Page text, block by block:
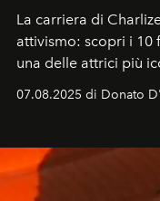
La carriera di
attivismo: scopri i 10
una delle attrici più
07.08.2025 di Donato